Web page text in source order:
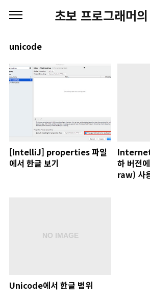
초보 프로그래머
unicode
[IntelliJ] properties 파일
에서 한글 보기
하 버전
raw) 사
Unicode에서 한글 범위